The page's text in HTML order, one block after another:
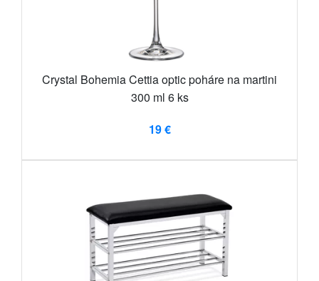
Crystal Bohemia Cettia optic poháre na martini
300 ml 6 ks
19 €